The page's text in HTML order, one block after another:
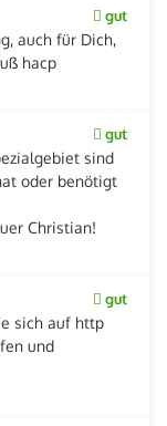
gut
auch für Dich,
hacp
gut
sind
oder benötigt
Christian!
gut
sich auf http
und